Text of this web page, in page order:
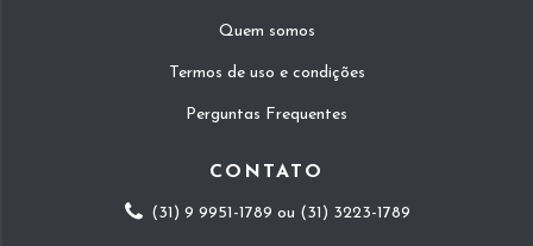
Quem somos
Termos de uso e condições
Perguntas Frequentes
CONTATO
(31) 9 9951-1789 ou (31) 3223-1789